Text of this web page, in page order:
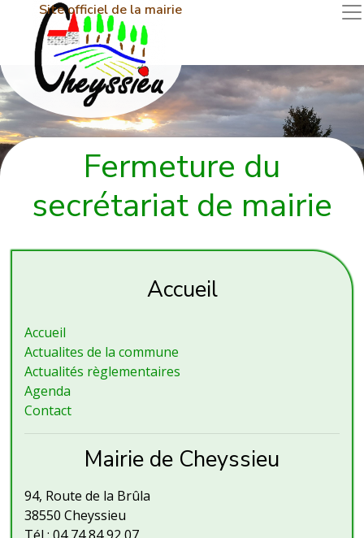
Site officiel de la mairie
Fermeture du
secrétariat de mairie
Accueil
Accueil
Actualites de la commune
Actualités règlementaires
Agenda
Contact
Mairie de Cheyssieu
94, Route de la Brûla
38550 Cheyssieu